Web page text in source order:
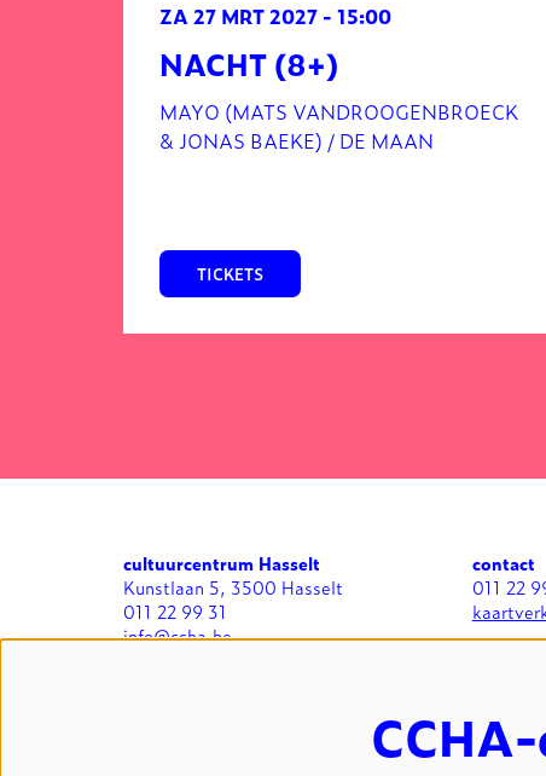
NACHT (8+)
MAYO (MATS VANDROOGENBROECK
& JONAS BAEKE) / DE MAAN
ZA 27 MRT 2027 - 15:00
TICKETS
cultuurcentrum Hasselt
Kunstlaan 5, 3500 Hasselt
011 22 99 31
info@ccha.be
contact
011 22